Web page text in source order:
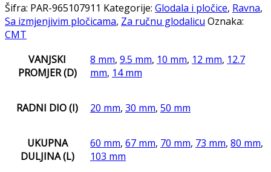
Šifra: PAR-965107911 Kategorije: Glodala i pločice, Ravna,
Sa izmjenjivim pločicama, Za ručnu glodalicu Oznaka:
CMT
VANJSKI
PROMJER (D)
8 mm, 9.5 mm, 10 mm, 12 mm, 12.7
mm, 14 mm
RADNI DIO (I) 20 mm, 30 mm, 50 mm
UKUPNA
DULJINA (L)
60 mm, 67 mm, 70 mm, 73 mm, 80 mm,
103 mm